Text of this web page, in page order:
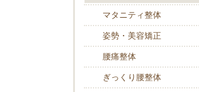
マタニティ整体
姿勢・美容矯正
腰痛整体
ぎっくり腰整体